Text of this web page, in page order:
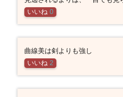
いいね 0
曲線美は剣よりも強し
いいね 2